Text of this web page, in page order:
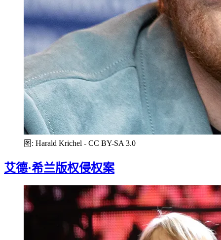
图: Harald Krichel - CC BY-SA 3.0
艾德·希兰版权侵权案